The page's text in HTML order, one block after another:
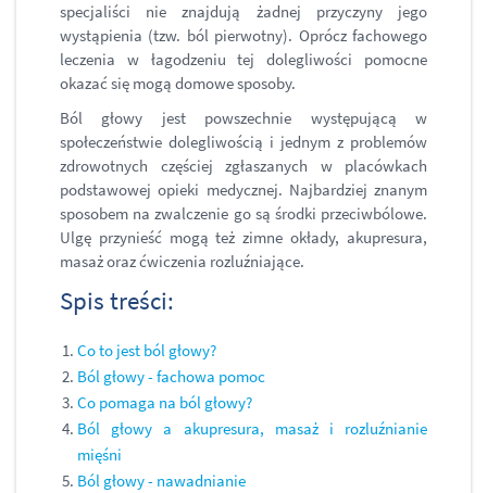
specjaliści nie znajdują żadnej przyczyny jego
wystąpienia (tzw. ból pierwotny). Oprócz fachowego
leczenia w łagodzeniu tej dolegliwości pomocne
okazać się mogą domowe sposoby.
Ból głowy jest powszechnie występującą w
społeczeństwie dolegliwością i jednym z problemów
zdrowotnych częściej zgłaszanych w placówkach
podstawowej opieki medycznej. Najbardziej znanym
sposobem na zwalczenie go są środki przeciwbólowe.
Ulgę przynieść mogą też zimne okłady, akupresura,
masaż oraz ćwiczenia rozluźniające.
Spis treści:
Co to jest ból głowy?
Ból głowy - fachowa pomoc
Co pomaga na ból głowy?
Ból głowy a akupresura, masaż i rozluźnianie
mięśni
Ból głowy - nawadnianie